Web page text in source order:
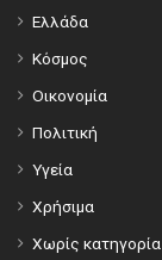
Ελλάδα
Κόσμος
Οικονομία
Πολιτική
Υγεία
Χρήσιμα
Χωρίς κατηγορία